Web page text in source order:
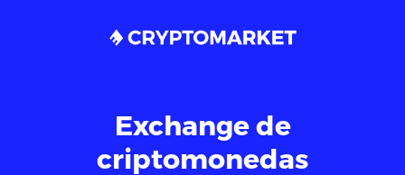
Exchange de
criptomonedas